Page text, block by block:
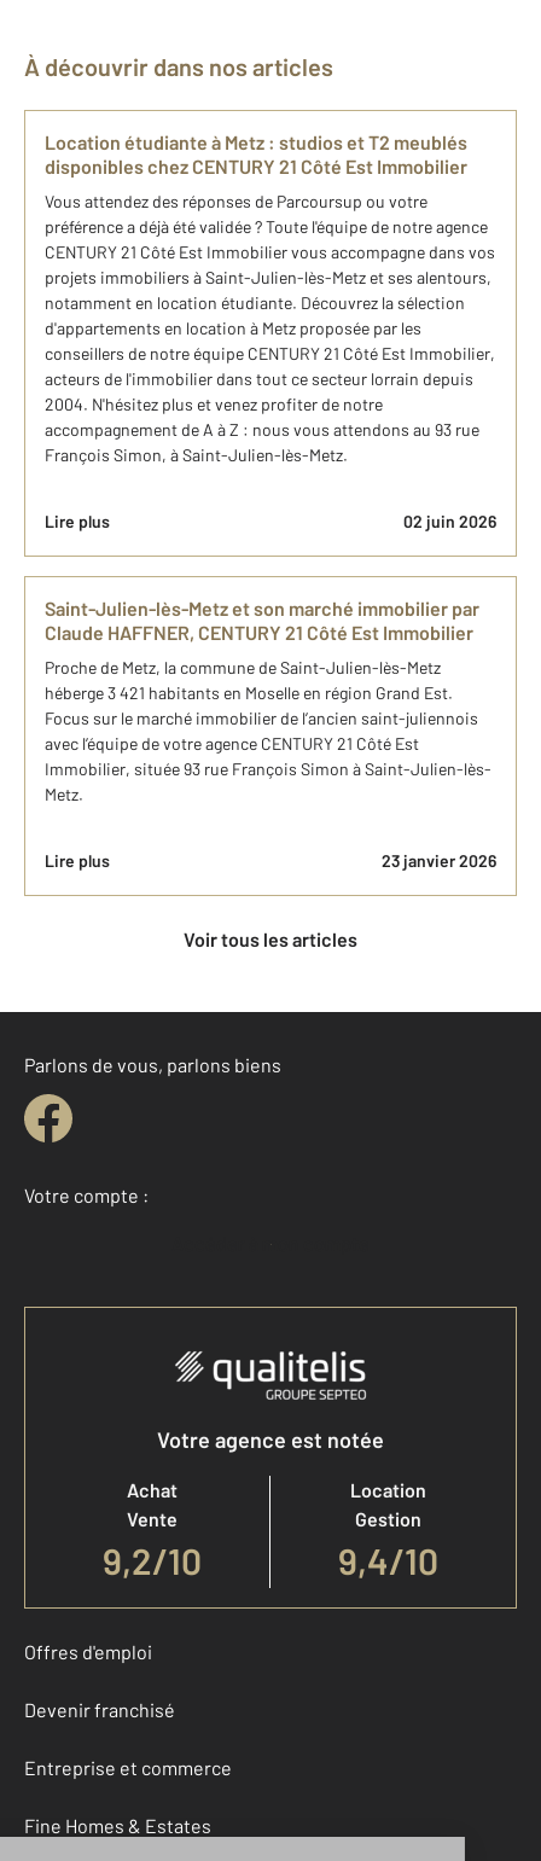
À découvrir dans nos articles
Location étudiante à Metz : studios et T2 meublés
disponibles chez CENTURY 21 Côté Est Immobilier
Vous attendez des réponses de Parcoursup ou votre
préférence a déjà été validée ? Toute l'équipe de notre agence
CENTURY 21 Côté Est Immobilier vous accompagne dans vos
projets immobiliers à Saint-Julien-lès-Metz et ses alentours,
notamment en location étudiante. Découvrez la sélection
d'appartements en location à Metz proposée par les
conseillers de notre équipe CENTURY 21 Côté Est Immobilier,
acteurs de l'immobilier dans tout ce secteur lorrain depuis
2004. N'hésitez plus et venez profiter de notre
accompagnement de A à Z : nous vous attendons au 93 rue
François Simon, à Saint-Julien-lès-Metz.
Lire plus 02 juin 2026
Saint-Julien-lès-Metz et son marché immobilier par
Claude HAFFNER, CENTURY 21 Côté Est Immobilier
Proche de Metz, la commune de Saint-Julien-lès-Metz
héberge 3 421 habitants en Moselle en région Grand Est.
Focus sur le marché immobilier de l’ancien saint-juliennois
avec l’équipe de votre agence CENTURY 21 Côté Est
Immobilier, située 93 rue François Simon à Saint-Julien-lès-
Metz.
Lire plus 23 janvier 2026
Voir tous les articles
Parlons de vous, parlons biens
Votre compte :
Accéder à mon compte
Votre agence est notée
Achat
Vente
9,2/10
Location
Gestion
9,4/10
Offres d'emploi
Devenir franchisé
Entreprise et commerce
Fine Homes & Estates